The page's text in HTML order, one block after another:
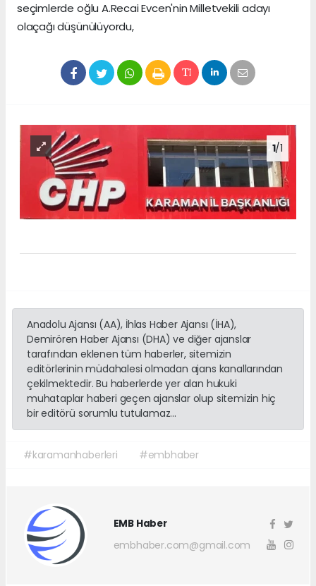
seçimlerde oğlu A.Recai Evcen'nin Milletvekili adayı
olaçağı düşünülüyordu,
1/1
Anadolu Ajansı (AA), İhlas Haber Ajansı (İHA),
Demirören Haber Ajansı (DHA) ve diğer ajanslar
tarafından eklenen tüm haberler, sitemizin
editörlerinin müdahalesi olmadan ajans kanallarından
çekilmektedir. Bu haberlerde yer alan hukuki
muhataplar haberi geçen ajanslar olup sitemizin hiç
bir editörü sorumlu tutulamaz...
#karamanhaberleri #embhaber
EMB Haber
embhaber.com@gmail.com